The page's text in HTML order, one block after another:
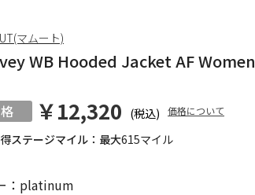
ステージマイル：最大615マイル
WB Hooded Jacket AF Women
￥12,320 (税込) 価格について
：platinum
マムート)